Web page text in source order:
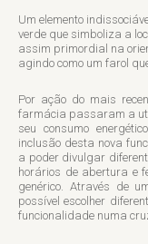
Um elemento
verde que simboliza a
assim primordial na
agindo como um farol
Por ação do mais
farmácia passaram a
seu consumo
inclusão desta nova
a poder divulgar
horários de abertura e
genérico. Através de
possível escolher
funcionalidade numa